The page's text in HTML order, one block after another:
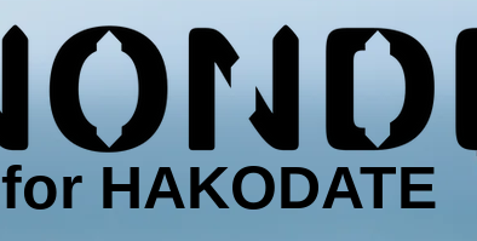
for HAKODATE